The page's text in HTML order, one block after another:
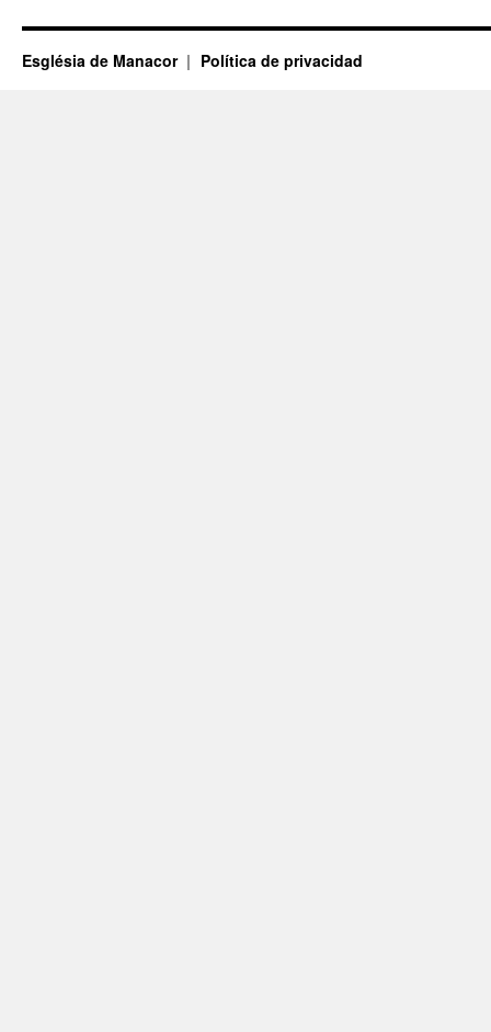
Església de Manacor Política de privacidad